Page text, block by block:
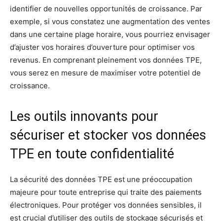
identifier de nouvelles opportunités de croissance. Par
exemple, si vous constatez une augmentation des ventes
dans une certaine plage horaire, vous pourriez envisager
d’ajuster vos horaires d’ouverture pour optimiser vos
revenus. En comprenant pleinement vos données TPE,
vous serez en mesure de maximiser votre potentiel de
croissance.
Les outils innovants pour
sécuriser et stocker vos données
TPE en toute confidentialité
La sécurité des données TPE est une préoccupation
majeure pour toute entreprise qui traite des paiements
électroniques. Pour protéger vos données sensibles, il
est crucial d’utiliser des outils de stockage sécurisés et